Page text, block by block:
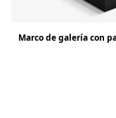
Marco de galería con